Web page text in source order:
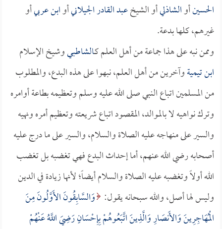
الحسينأوالشاذليأو الشيخعبد القادر الجيلانيأوابن عربيأو
غيرهم، كلها بدعة.
وممن نبه على هذا جماعة من أهل العلم كـالشاطبيوشيخ الإسلام
ابن تيميةوآخرين من أهل العلم، نبهوا على هذه البدع، والمطلوب
من المسلمين اتباع النبي صلى الله عليه وسلم وتعظيمه بطاعة أوامره
وترك نواهيه لا بالموالد، المقصود اتباع شريعته وتعظيم أمره ونهيه
والسير على منهاجه عليه الصلاة والسلام، والسير على ما درج عليه
أصحابه رضي الله عنهم، أما إحداث البدع فهي تغضبه بل تغضب
الله أولاً وتغضبه عليه الصلاة والسلام أيضاً؛ لأنها زيادة في الدين
وليس لها أصل، والله سبحانه يقول: وَالسَّابِقُونَ الأَوَّلُونَ مِنَ
الْمُهَاجِرِينَ وَالأَنصَارِ وَالَّذِينَ اتَّبَعُوهُمْ بِإِحْسَانٍ رَضِيَ اللَّهُ عَنْهُمْ